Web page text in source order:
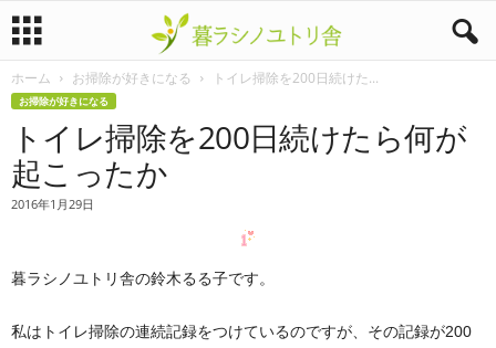
暮
シ
ユ
ト
ホーム お掃除が好きになる トイレ掃除を200日続けた...
お掃除が好きになる
トイレ掃除を200日続けたら何が
起こったか
2016年1月29日
暮ラシノユトリ舎の鈴木るる子です。
私はトイレ掃除の連続記録をつけているのですが、その記録が200